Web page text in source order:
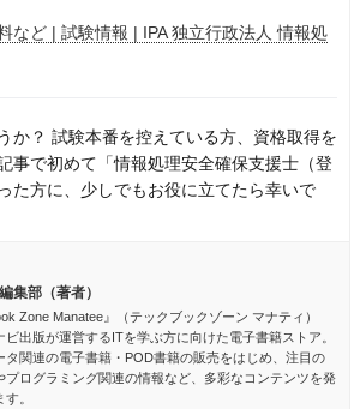
など | 試験情報 | IPA 独立行政法人 情報処
か？ 試験本番を控えている方、資格取得を
事で初めて「情報処理安全確保支援士（登
た方に、少しでもお役に立てたら幸いで
集部（著者）
Zone Manatee』（テックブックゾーン マナティ）
ビ出版が運営するITを学ぶ方に向けた電子書籍ストア。
タ関連の電子書籍・POD書籍の販売をはじめ、注目の
プログラミング関連の情報など、多彩なコンテンツを発
。